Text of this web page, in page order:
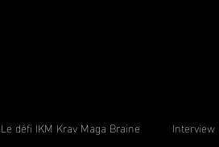
Le défi IKM Krav Maga Braine Interview